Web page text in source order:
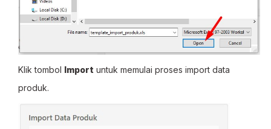
Klik tombol Import untuk memulai proses import data
produk.